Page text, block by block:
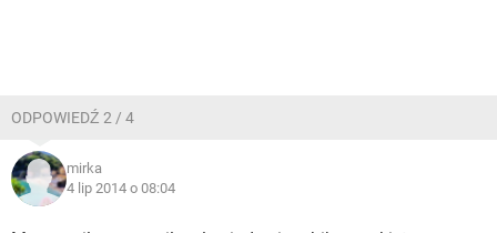
ODPOWIEDŹ 2 / 4
mirka
4 lip 2014 o 08:04